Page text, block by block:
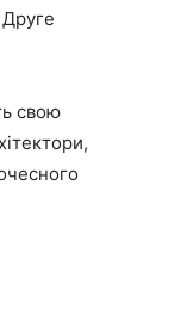
свою